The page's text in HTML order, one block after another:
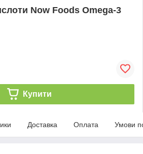
Now Foods Omega-3
Купити
Доставка Оплата Умови